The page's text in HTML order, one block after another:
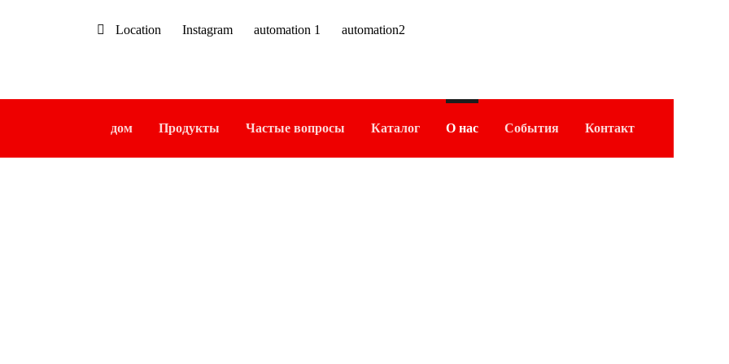
automation2
automation 1
Instagram
Location
дом Продукты Частые вопросы Каталог О нас События Контакт